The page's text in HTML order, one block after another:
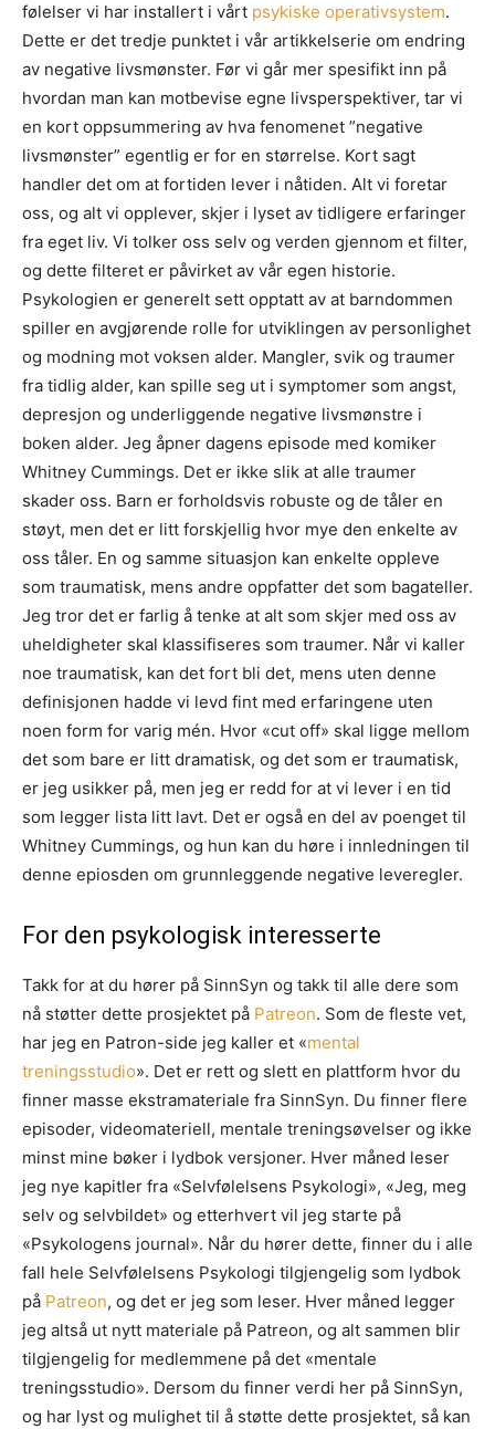
følelser vi har installert i vårt psykiske operativsystem.
Dette er det tredje punktet i vår artikkelserie om endring
av negative livsmønster. Før vi går mer spesifikt inn på
hvordan man kan motbevise egne livsperspektiver, tar vi
en kort oppsummering av hva fenomenet ”negative
livsmønster” egentlig er for en størrelse. Kort sagt
handler det om at fortiden lever i nåtiden. Alt vi foretar
oss, og alt vi opplever, skjer i lyset av tidligere erfaringer
fra eget liv. Vi tolker oss selv og verden gjennom et filter,
og dette filteret er påvirket av vår egen historie.
Psykologien er generelt sett opptatt av at barndommen
spiller en avgjørende rolle for utviklingen av personlighet
og modning mot voksen alder. Mangler, svik og traumer
fra tidlig alder, kan spille seg ut i symptomer som angst,
depresjon og underliggende negative livsmønstre i
boken alder. Jeg åpner dagens episode med komiker
Whitney Cummings. Det er ikke slik at alle traumer
skader oss. Barn er forholdsvis robuste og de tåler en
støyt, men det er litt forskjellig hvor mye den enkelte av
oss tåler. En og samme situasjon kan enkelte oppleve
som traumatisk, mens andre oppfatter det som bagateller.
Jeg tror det er farlig å tenke at alt som skjer med oss av
uheldigheter skal klassifiseres som traumer. Når vi kaller
noe traumatisk, kan det fort bli det, mens uten denne
definisjonen hadde vi levd fint med erfaringene uten
noen form for varig mén. Hvor «cut off» skal ligge mellom
det som bare er litt dramatisk, og det som er traumatisk,
er jeg usikker på, men jeg er redd for at vi lever i en tid
som legger lista litt lavt. Det er også en del av poenget til
Whitney Cummings, og hun kan du høre i innledningen til
denne epiosden om grunnleggende negative leveregler.
For den psykologisk interesserte
Takk for at du hører på SinnSyn og takk til alle dere som
nå støtter dette prosjektet på Patreon. Som de fleste vet,
har jeg en Patron-side jeg kaller et «mental
treningsstudio». Det er rett og slett en plattform hvor du
finner masse ekstramateriale fra SinnSyn. Du finner flere
episoder, videomateriell, mentale treningsøvelser og ikke
minst mine bøker i lydbok versjoner. Hver måned leser
jeg nye kapitler fra «Selvfølelsens Psykologi», «Jeg, meg
selv og selvbildet» og etterhvert vil jeg starte på
«Psykologens journal». Når du hører dette, finner du i alle
fall hele Selvfølelsens Psykologi tilgjengelig som lydbok
på Patreon, og det er jeg som leser. Hver måned legger
jeg altså ut nytt materiale på Patreon, og alt sammen blir
tilgjengelig for medlemmene på det «mentale
treningsstudio». Dersom du finner verdi her på SinnSyn,
og har lyst og mulighet til å støtte dette prosjektet, så kan